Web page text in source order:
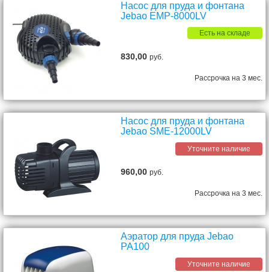
Насос для пруда и фонтана
Jebao EMP-8000LV
Есть на складе
830,00руб.
Рассрочка на 3 мес.
Насос для пруда и фонтана
Jebao SME-12000LV
Уточните наличие
960,00руб.
Рассрочка на 3 мес.
Аэратор для пруда Jebao
PA100
Уточните наличие